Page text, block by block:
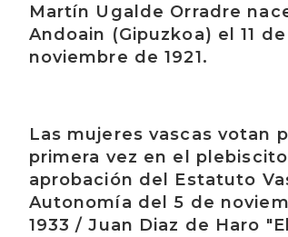
Martín Ugalde Orradre
Andoain (Gipuzkoa) el 11 de
noviembre de 1921.
Las mujeres vascas votan
primera vez en el
aprobación del Estatuto
Autonomía del 5 de
1933 / Juan Diaz de Haro "El